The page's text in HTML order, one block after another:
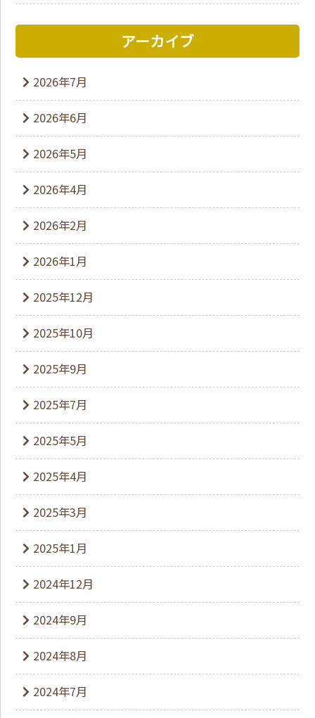
アーカイブ
2026年7月
2026年6月
2026年5月
2026年4月
2026年2月
2026年1月
2025年12月
2025年10月
2025年9月
2025年7月
2025年5月
2025年4月
2025年3月
2025年1月
2024年12月
2024年9月
2024年8月
2024年7月